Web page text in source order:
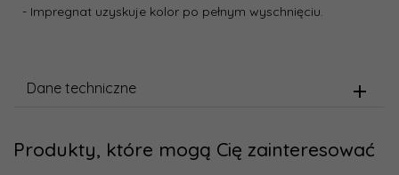
- Impregnat uzyskuje kolor po pełnym wyschnięciu.
Dane techniczne
Produkty, które mogą Cię zainteresować